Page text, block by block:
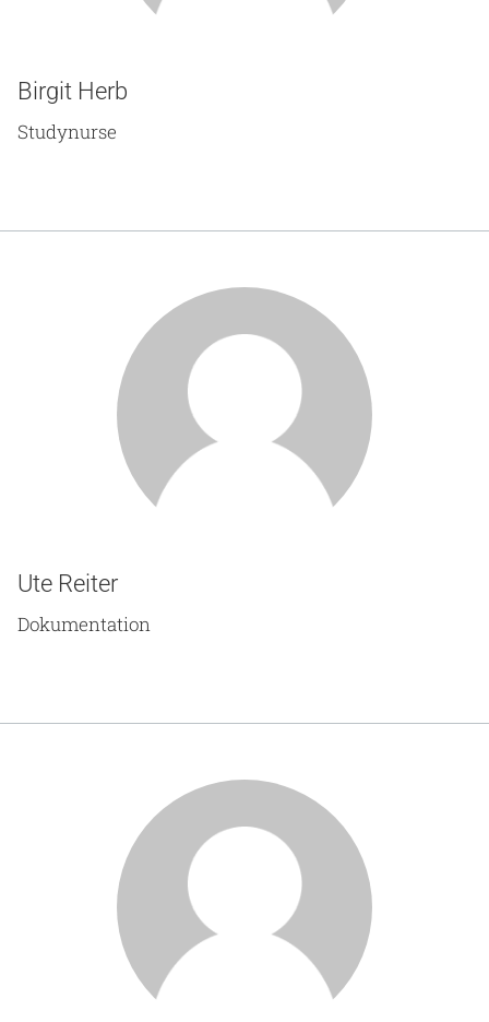
Birgit Herb
Studynurse
Ute Reiter
Dokumentation